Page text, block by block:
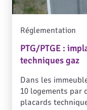
PTG/PTGE :
techniques gaz
Réglementation
Dans les
10 logements par
placards